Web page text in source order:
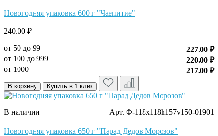
Новогодняя упаковка 600 г "Чаепитие"
240.00 ₽
от 50 до 99
227.00 ₽
от 100 до 999
220.00 ₽
от 1000
217.00 ₽
В корзину Купить в 1 клик
В наличии Арт. Ф-118x118h157v150-01901
Новогодняя упаковка 650 г "Парад Дедов Морозов"